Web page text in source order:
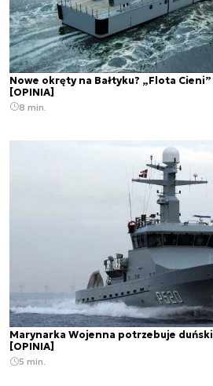
Nowe okręty na Bałtyku? „Flota
[OPINIA]
8 min.
Marynarka Wojenna potrzebuje
[OPINIA]
5 min.